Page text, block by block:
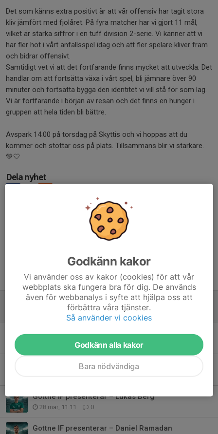
Det som känns extra positivt är att vår offensiv har tagit stora
kliv jämfört med fjolåret. På fyra matcher har vi gjort 11 mål,
vilket är starka siffror i en tuff division 2-serie. Vi känner att vi
har fler hot i vårt anfallsspel idag och att fler spelare kliver fram
och bidrar offensivt.
Samtidigt vet vi att det fortfarande finns mycket att utveckla. Det
handlar om att fortsätta växa i vårt spel, bli jämnare över 90
minuter och fortsätta bygga den identitet vi vill stå för som lag.
Vi är fortfarande i början av resan och det finns en hunger i
gruppen att hela tiden bli bättre.
Avspark 14:00 på torsdag på Skyttis och vi hoppas att du
kommer och stöttar oss på plats. Tillsammans blir vi starkare.
💚🤍
Dela nyhet
Tidigare nyheter
Tankar inför IFK Östersund
12 maj, 15:50 0
0
Alexander Ahlgren klar för Gottne IF
Gottne IF presenterar – Lukas Berg
28 mar, 11:11 0
Gottne IF presenterar – Daniel Ramadan
Godkänn kakor
Vi använder oss av kakor (cookies) för att vår
webbplats ska fungera bra för dig. De används
även för webbanalys i syfte att hjälpa oss att
förbättra våra tjänster.
Så använder vi cookies
Godkänn alla kakor
Bara nödvändiga